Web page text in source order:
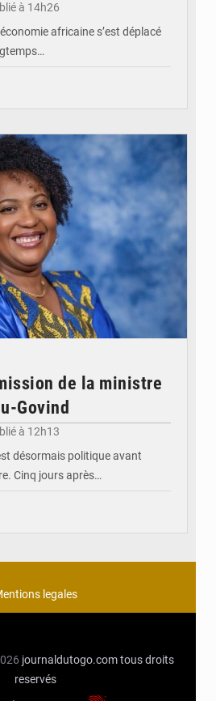
à 14h26
africaine s’est déplacé
de la ministre
Govind
à 12h13
désormais politique avant
Cinq jours après…
legales
journaldutogo.comtous droits
reservés